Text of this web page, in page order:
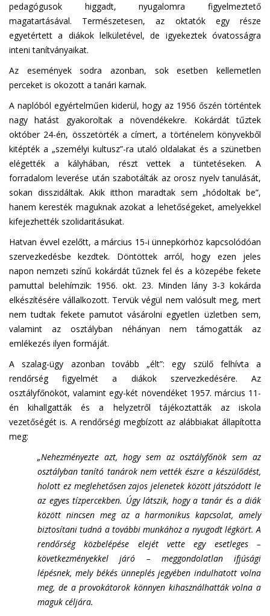
pedagógusok higgadt, nyugalomra figyelmeztető
magatartásával. Természetesen, az oktatók egy része
egyetértett a diákok lelkületével, de igyekeztek óvatosságra
inteni tanítványaikat.
Az események sodra azonban, sok esetben kellemetlen
perceket is okozott a tanári karnak.
A naplóból egyértelműen kiderül, hogy az 1956 őszén történtek
nagy hatást gyakoroltak a növendékekre. Kokárdát tűztek
október 24-én, összetörték a címert, a történelem könyvekből
kitépték a „személyi kultusz”-ra utaló oldalakat és a szünetben
elégették a kályhában, részt vettek a tüntetéseken. A
forradalom leverése után szabotálták az orosz nyelv tanulását,
sokan disszidáltak. Akik itthon maradtak sem „hódoltak be”,
hanem keresték maguknak azokat a lehetőségeket, amelyekkel
kifejezhették szolidaritásukat.
Hatvan évvel ezelőtt, a március 15-i ünnepkörhöz kapcsolódóan
szervezkedésbe kezdtek. Döntöttek arról, hogy ezen jeles
napon nemzeti színű kokárdát tűznek fel és a közepébe fekete
pamuttal belehímzik: 1956. okt. 23. Minden lány 3-3 kokárda
elkészítésére vállalkozott. Tervük végül nem valósult meg, mert
nem tudtak fekete pamutot vásárolni egyetlen üzletben sem,
valamint az osztályban néhányan nem támogatták az
emlékezés ilyen formáját.
A szalag-ügy azonban tovább „élt”: egy szülő felhívta a
rendőrség figyelmét a diákok szervezkedésére. Az
osztályfőnököt, valamint egy-két növendéket 1957. március 11-
én kihallgatták és a helyzetről tájékoztatták az iskola
vezetőségét is. A rendőrségi megbízott az alábbiakat állapította
meg:
„Nehezményezte azt, hogy sem az osztályfőnök sem az
osztályban tanító tanárok nem vették észre a készülődést,
holott ez meglehetősen zajos jelenetek között játszódott le
az egyes tízpercekben. Úgy látszik, hogy a tanár és a diák
között nincsen meg az a harmonikus kapcsolat, amely
biztosítani tudná a további munkához a nyugodt légkört. A
rendőrség közbelépése elejét vette egy esetleges –
következményekkel járó – meggondolatlan ifjúsági
lépésnek, mely békés ünneplés jegyében indulhatott volna
meg, de a provokátorok könnyen kihasználhatták volna a
maguk céljára.